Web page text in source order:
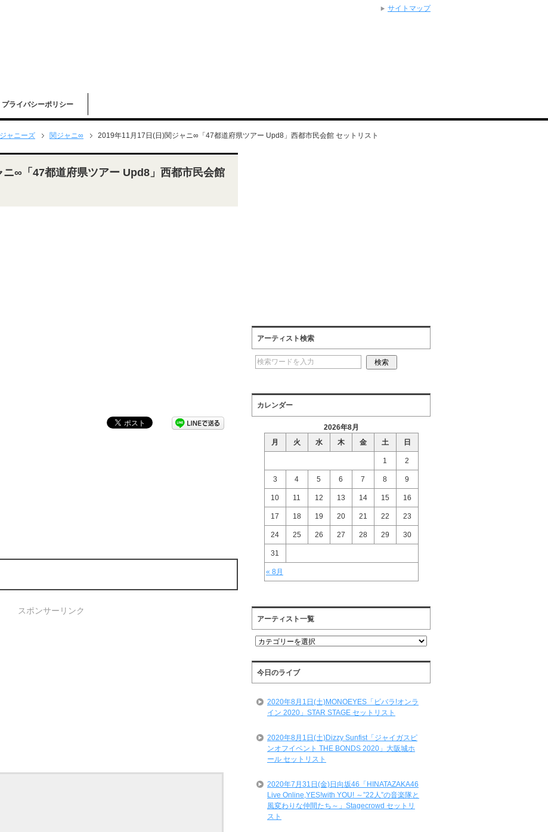
プライバシーポリシー
ジャニーズ 関ジャニ∞ 2019年11月17日(日)関ジャニ∞「47都道府県ツアー Upd8」西都市民会館 セットリスト
∞「47都道府県ツアー Upd8」西都市民会館
スポンサーリンク
アーティスト検索
カレンダー
2026年8月
月
火 水 木 金 土 日
« 8月
1 2
3 4 5 6 7 8 9
10 11 12 13 14 15 16
17 18 19 20 21 22 23
24 25 26 27 28 29 30
31
アーティスト一覧
ア
テ
ィ
ス
一
今日のライブ
2020年8月1日(土)MONOEYES「ビバラ!オンラ
イン 2020」STAR STAGE セットリスト
2020年8月1日(土)Dizzy Sunfist「ジャイガスピ
ンオフイベント THE BONDS 2020」大阪城ホ
ール セットリスト
2020年7月31日(金)日向坂46「HINATAZAKA46
Live Online,YES!with YOU! ～”22人”の音楽隊と
風変わりな仲間たち～」Stagecrowd セットリ
スト
サイトマップ